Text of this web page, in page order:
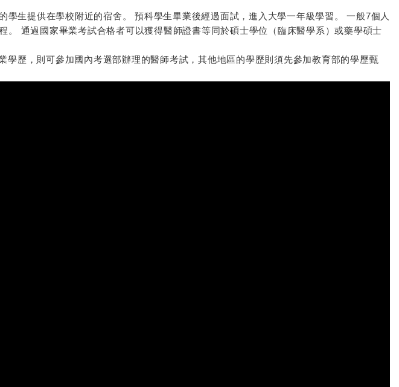
生提供在學校附近的宿舍。 預科學生畢業後經過面試，進入大學一年級學習。 一般7個人
通過國家畢業考試合格者可以獲得醫師證書等同於碩士學位（臨床醫學系）或藥學碩士
歷，則可參加國內考選部辦理的醫師考試，其他地區的學歷則須先參加教育部的學歷甄